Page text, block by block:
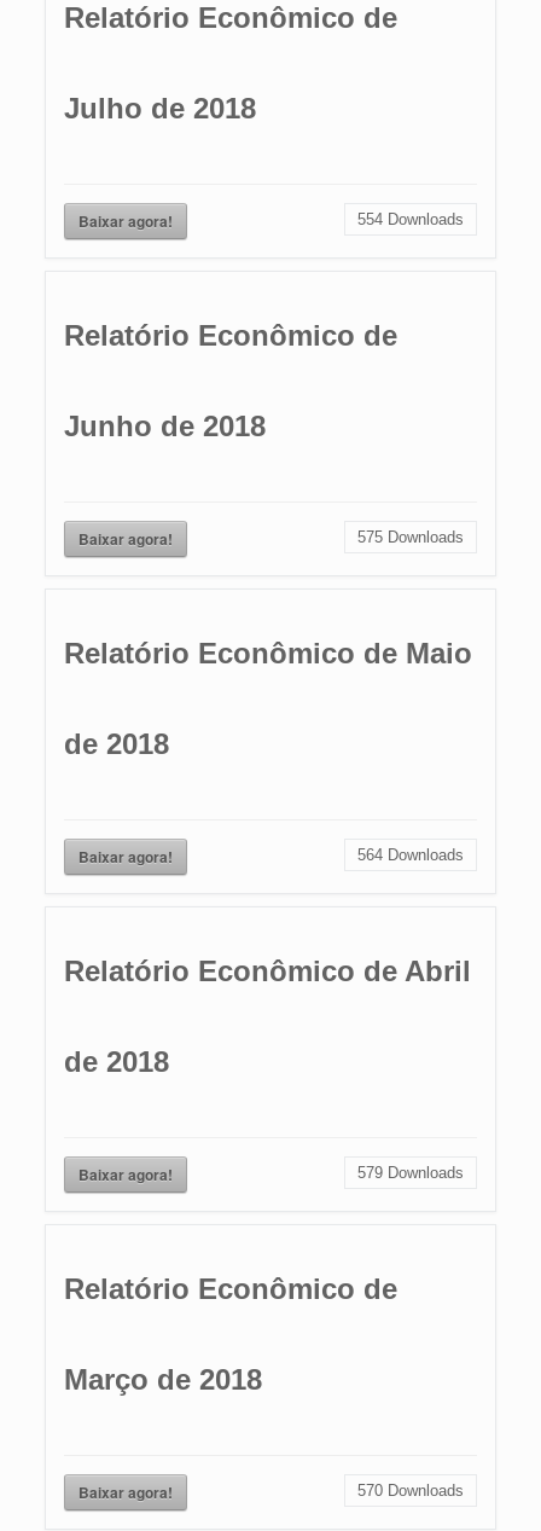
Relatório Econômico de
Julho de 2018
Baixar agora! 554 Downloads
Relatório Econômico de
Junho de 2018
Baixar agora! 575 Downloads
Relatório Econômico de Maio
de 2018
Baixar agora! 564 Downloads
Relatório Econômico de Abril
de 2018
Baixar agora! 579 Downloads
Relatório Econômico de
Março de 2018
Baixar agora! 570 Downloads